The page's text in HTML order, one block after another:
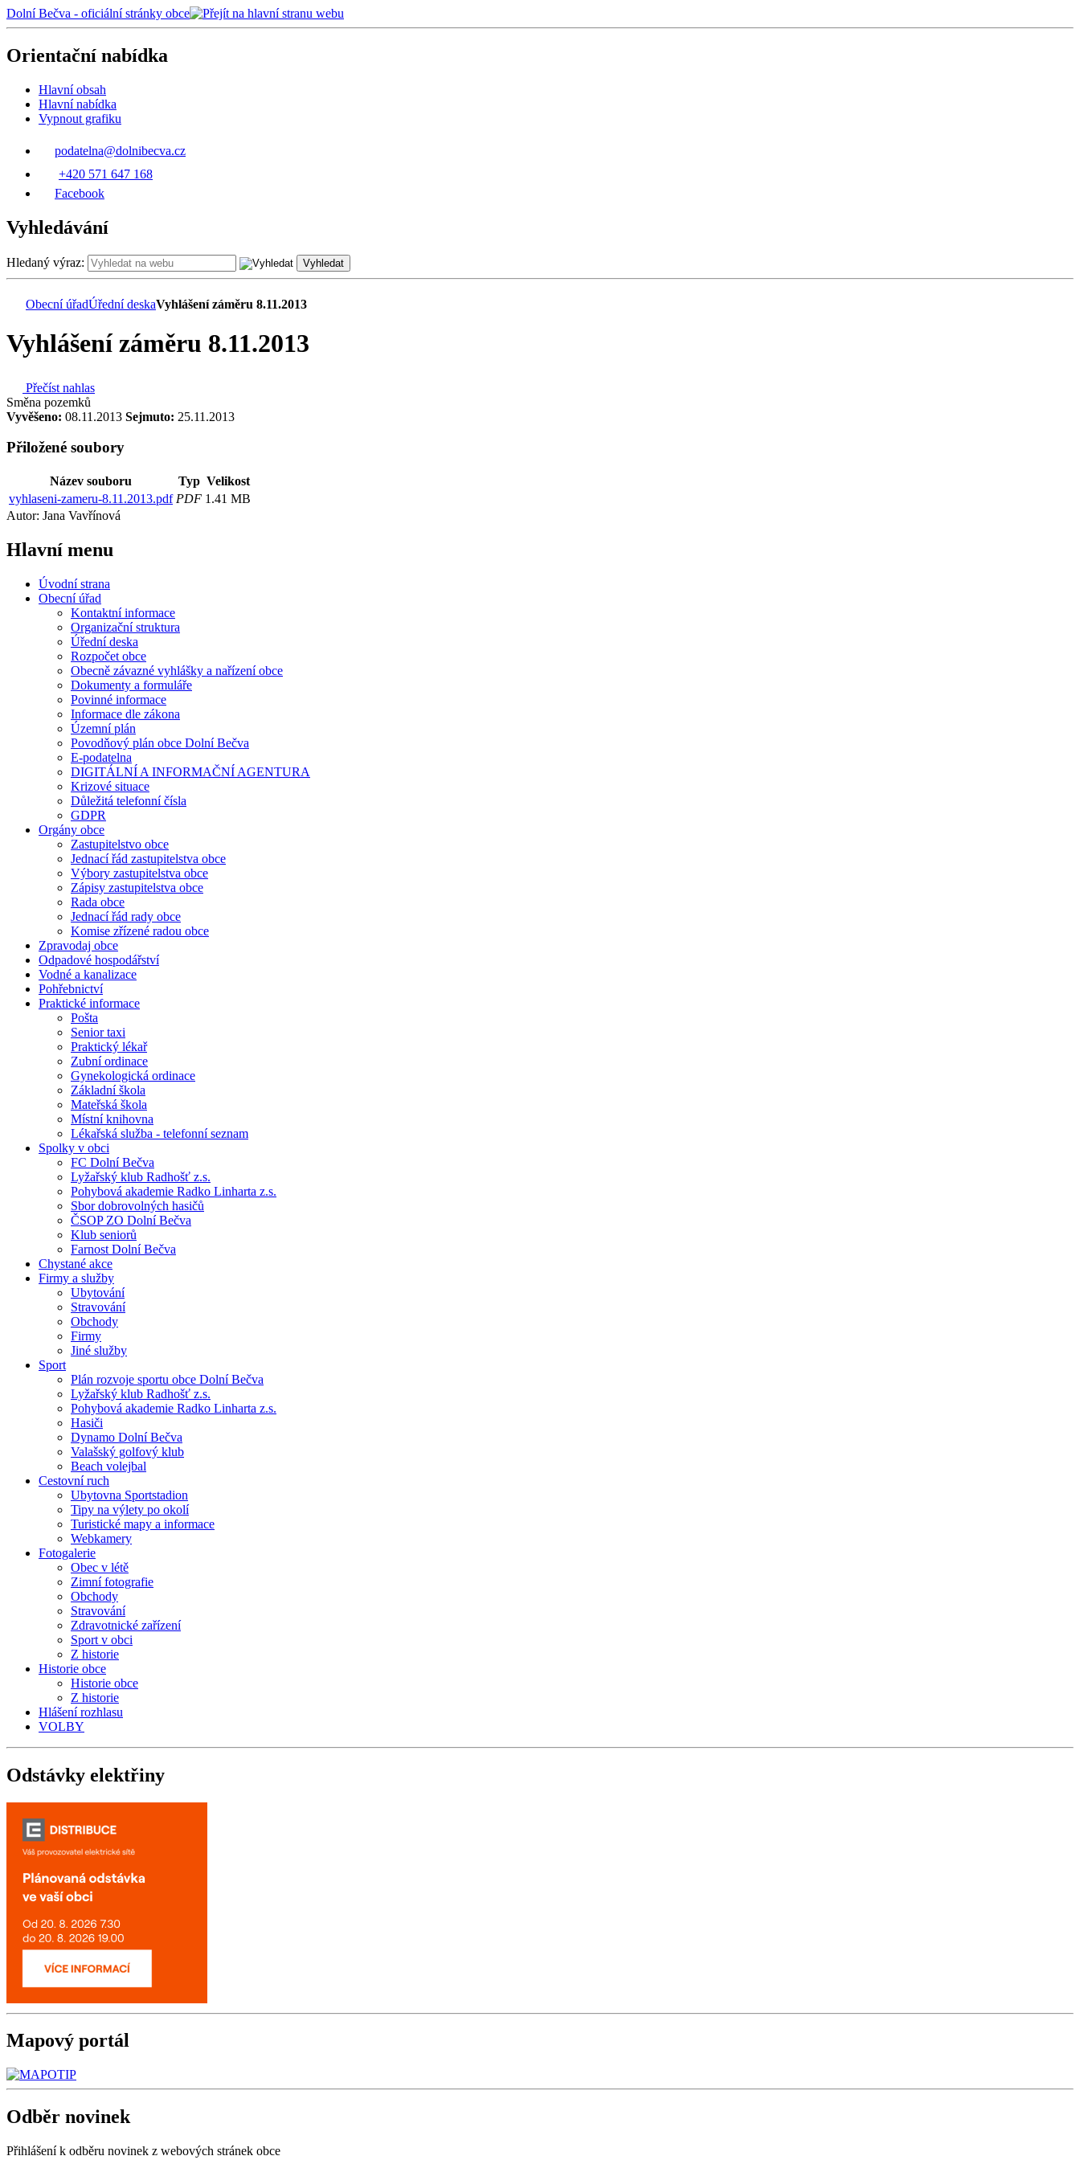
Dolní Bečva - oficiální stránky obce
Orientační nabídka
Hlavní obsah
Hlavní nabídka
Vypnout grafiku
podatelna@dolnibecva.cz
+420 571 647 168
Facebook
Vyhledávání
Hledaný výraz: Vyhledat
Obecní úřadÚřední deskaVyhlášení záměru 8.11.2013
Vyhlášení záměru 8.11.2013
Přečíst nahlas
Směna pozemků
Vyvěšeno: 08.11.2013 Sejmuto: 25.11.2013
Přiložené soubory
Název souboru Typ Velikost
vyhlaseni-zameru-8.11.2013.pdf PDF 1.41 MB
Autor: Jana Vavřínová
Hlavní menu
Úvodní strana
Obecní úřad
Kontaktní informace
Organizační struktura
Úřední deska
Rozpočet obce
Obecně závazné vyhlášky a nařízení obce
Dokumenty a formuláře
Povinné informace
Informace dle zákona
Územní plán
Povodňový plán obce Dolní Bečva
E-podatelna
DIGITÁLNÍ A INFORMAČNÍ AGENTURA
Krizové situace
Důležitá telefonní čísla
GDPR
Orgány obce
Zastupitelstvo obce
Jednací řád zastupitelstva obce
Výbory zastupitelstva obce
Zápisy zastupitelstva obce
Rada obce
Jednací řád rady obce
Komise zřízené radou obce
Zpravodaj obce
Odpadové hospodářství
Vodné a kanalizace
Pohřebnictví
Praktické informace
Pošta
Senior taxi
Praktický lékař
Zubní ordinace
Gynekologická ordinace
Základní škola
Mateřská škola
Místní knihovna
Lékařská služba - telefonní seznam
Spolky v obci
FC Dolní Bečva
Lyžařský klub Radhošť z.s.
Pohybová akademie Radko Linharta z.s.
Sbor dobrovolných hasičů
ČSOP ZO Dolní Bečva
Klub seniorů
Farnost Dolní Bečva
Chystané akce
Firmy a služby
Ubytování
Stravování
Obchody
Firmy
Jiné služby
Sport
Plán rozvoje sportu obce Dolní Bečva
Lyžařský klub Radhošť z.s.
Pohybová akademie Radko Linharta z.s.
Hasiči
Dynamo Dolní Bečva
Valašský golfový klub
Beach volejbal
Cestovní ruch
Ubytovna Sportstadion
Tipy na výlety po okolí
Turistické mapy a informace
Webkamery
Fotogalerie
Obec v létě
Zimní fotografie
Obchody
Stravování
Zdravotnické zařízení
Sport v obci
Z historie
Historie obce
Historie obce
Z historie
Hlášení rozhlasu
VOLBY
Odstávky elektřiny
Mapový portál
Odběr novinek
Přihlášení k odběru novinek z webových stránek obce